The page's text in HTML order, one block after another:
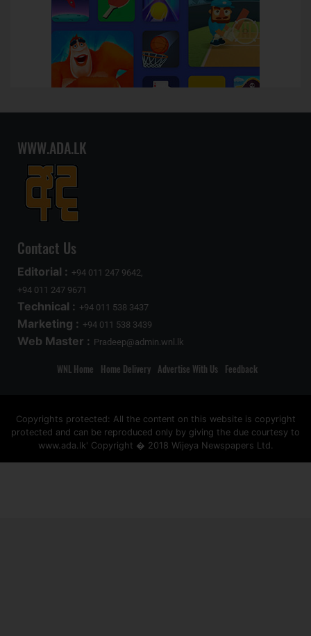
WWW.ADA.LK
Contact Us
Editorial : +94 011 247 9642,
+94 011 247 9671
Technical : +94 011 538 3437
Marketing : +94 011 538 3439
Web Master : Pradeep@admin.wnl.lk
WNL Home Home Delivery Advertise With Us Feedback
Copyrights protected: All the content on this website is copyright
protected and can be reproduced only by giving the due courtesy to
www.ada.lk' Copyright � 2018 Wijeya Newspapers Ltd.